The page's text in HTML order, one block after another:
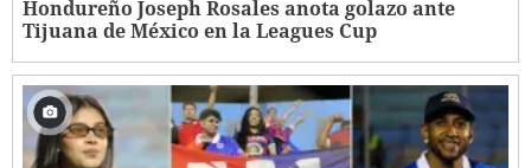
Hondureño Joseph Rosales anota golazo ante
Tijuana de México en la Leagues Cup